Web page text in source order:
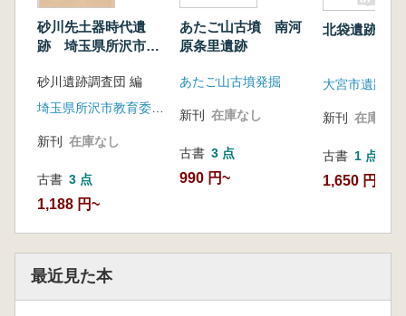
砂川先土器時代遺
跡 埼玉県所沢市砂
砂川遺跡調査団 編
新刊 在庫なし
古書 3 点
1,188 円~
あたご山古墳 南河
原条里遺跡
あたご山古墳発掘
新刊 在庫なし
古書 3 点
990 円~
北袋遺跡
大宮市遺跡調
新刊 在庫なし
古書 1 点
1,650 円
最近見た本